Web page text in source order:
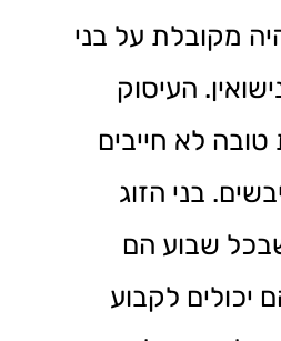
מקובלת על בני
העיסוק
טובה לא חייבים
בני הזוג
שבוע הם
יכולים לקבוע